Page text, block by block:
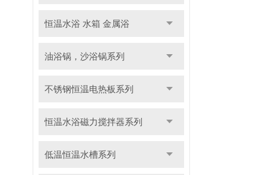
恒温水浴 水箱 金属浴
油浴锅，沙浴锅系列
不锈钢恒温电热板系列
恒温水浴磁力搅拌器系列
低温恒温水槽系列